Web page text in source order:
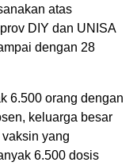
atas
DIY dan UNISA
dengan 28
6.500 orang dengan
keluarga besar
yang
6.500 dosis